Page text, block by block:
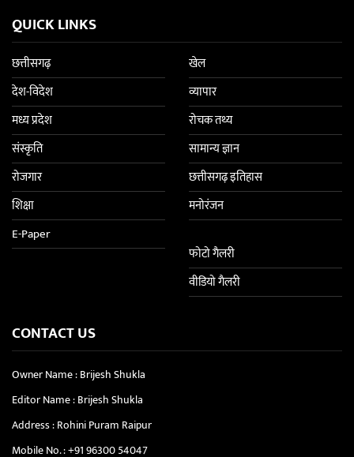
QUICK LINKS
छत्तीसगढ़
देश-विदेश
मध्य प्रदेश
संस्कृति
रोजगार
शिक्षा
E-Paper
खेल
व्यापार
रोचक तथ्य
सामान्य ज्ञान
छत्तीसगढ़ इतिहास
मनोरंजन
फोटो गैलरी
वीडियो गैलरी
CONTACT US
Owner Name : Brijesh Shukla
Editor Name : Brijesh Shukla
Address : Rohini Puram Raipur
Mobile No. :+91 96300 54047